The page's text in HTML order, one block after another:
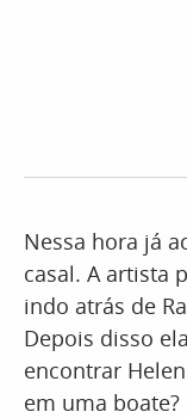
Nessa hora já
casal. A artista
indo atrás de
Depois disso
encontrar
em uma boate?